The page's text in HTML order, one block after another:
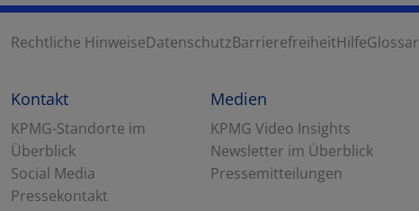
Rechtliche HinweiseDatenschutzBarrierefreiheitHilfeGlossar
Kontakt
KPMG-Standorte im
Überblick
Social Media
Pressekontakt
Medien
KPMG Video Insights
Newsletter im Überblick
Pressemitteilungen